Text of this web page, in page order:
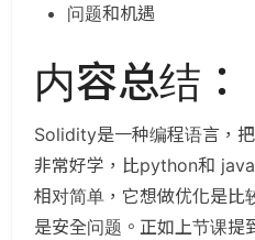
问题和机遇
内容总结：
Solidity是一种编程语言，
非常好学，比python和
相对简单，它想做优化是比
是安全问题。正如上节课提